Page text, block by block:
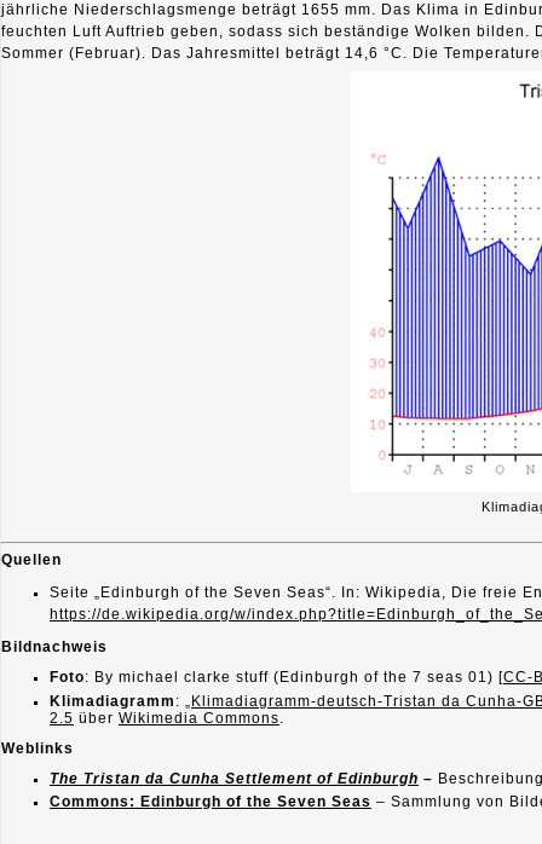
jährliche Niederschlagsmenge beträgt 1655 mm. Das Klima in
feuchten Luft Auftrieb geben, sodass sich beständige Wolken
Sommer (Februar). Das Jahresmittel beträgt 14,6 °C. Die
Quellen
Seite „Edinburgh of the Seven Seas“. In: Wikipedia, Die freie
https://de.wikipedia.org/w/
Bildnachweis
Foto: By michael clarke stuff (Edinburgh of the 7 seas 01) [CC-
Klimadiagramm : „ Klimadiagramm-deutsch-Tristan da Cunha-
2.5 über Wikimedia Commons
Weblinks
The Tristan da Cunha Settlement of Edinburgh –
Commons: Edinburgh of the Seven Seas – Sammlung von